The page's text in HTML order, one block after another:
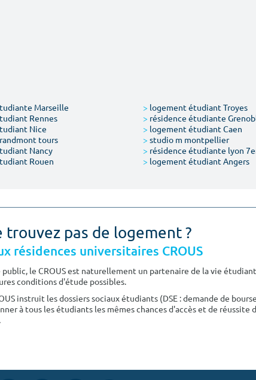
Marseille > logement étudiant Troyes
Rennes > résidence étudiante
Nice > logement étudiant Caen
tours > studio m montpellier
Nancy > résidence étudiante lyon
Rouen > logement étudiant Angers
trouvez pas de logement ?
résidences universitaires CROUS
le CROUS est naturellement un partenaire de la vie
conditions d'étude possibles.
instruit les dossiers sociaux étudiants (DSE : demande de
à tous les étudiants les mêmes chances d'accès et de réussite